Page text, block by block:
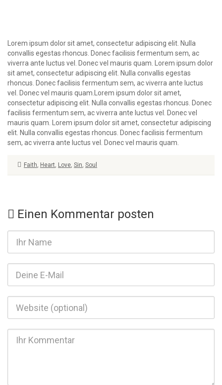
Lorem ipsum dolor sit amet, consectetur adipiscing elit. Nulla
convallis egestas rhoncus. Donec facilisis fermentum sem, ac
viverra ante luctus vel. Donec vel mauris quam. Lorem ipsum dolor
sit amet, consectetur adipiscing elit. Nulla convallis egestas
rhoncus. Donec facilisis fermentum sem, ac viverra ante luctus
vel. Donec vel mauris quam.Lorem ipsum dolor sit amet,
consectetur adipiscing elit. Nulla convallis egestas rhoncus. Donec
facilisis fermentum sem, ac viverra ante luctus vel. Donec vel
mauris quam. Lorem ipsum dolor sit amet, consectetur adipiscing
elit. Nulla convallis egestas rhoncus. Donec facilisis fermentum
sem, ac viverra ante luctus vel. Donec vel mauris quam.
Faith, Heart, Love, Sin, Soul
Einen Kommentar posten